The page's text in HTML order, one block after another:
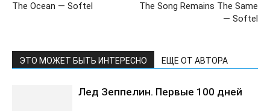
The Ocean — Softel
The Song Remains The Same
— Softel
ЭТО МОЖЕТ БЫТЬ ИНТЕРЕСНО ЕЩЕ ОТ АВТОРА
Лед Зеппелин. Первые 100 дней